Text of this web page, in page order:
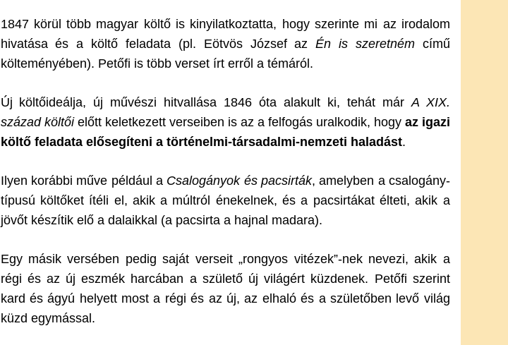
1847 körül több magyar költő is kinyilatkoztatta, hogy szerinte mi az irodalom
hivatása és a költő feladata (pl. Eötvös József azÉn is szeretnémcímű
költeményében). Petőfi is több verset írt erről a témáról.
Új költőideálja, új művészi hitvallása 1846 óta alakult ki, tehát márA XIX.
század költőielőtt keletkezett verseiben is az a felfogás uralkodik, hogy az igazi
költő feladata elősegíteni a történelmi-társadalmi-nemzeti haladást.
Ilyen korábbi műve például a Csalogányok és pacsirták, amelyben a csalogány-
típusú költőket ítéli el, akik a múltról énekelnek, és a pacsirtákat élteti, akik a
jövőt készítik elő a dalaikkal (a pacsirta a hajnal madara).
Egy másik versében pedig saját verseit „rongyos vitézek”-nek nevezi, akik a
régi és az új eszmék harcában a születő új világért küzdenek. Petőfi szerint
kard és ágyú helyett most a régi és az új, az elhaló és a születőben levő világ
küzd egymással.